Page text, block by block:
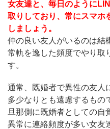
女友達と、毎日のように
取りしており、常にスマホ
しましょう。
仲の良い友人がいるのは結
常軌を逸した頻度でやり取
す。
通常、既婚者で異性の友人
多少なりとも遠慮するもの
旦那側に既婚者としての自
異常に連絡頻度が多い女友